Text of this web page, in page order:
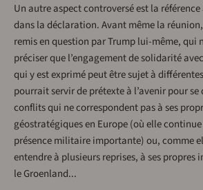
Un autre aspect controversé est la référence
dans la déclaration. Avant même la
remis en question par Trump lui-même, qui
préciser que l’engagement de solidarité
qui y est exprimé peut être sujet à
pourrait servir de prétexte à l’avenir pour se
conflits qui ne correspondent pas à ses
géostratégiques en Europe (où elle
présence militaire importante) ou, comme
entendre à plusieurs reprises, à ses
le Groenland...